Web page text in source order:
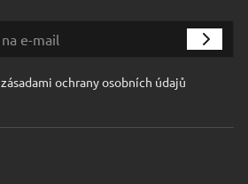
zásadami ochrany osobních údajů